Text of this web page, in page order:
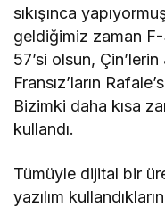
sıkışınca
geldiğimiz zaman F-
57’si olsun,
Fransız’ların
Bizimki daha kısa
kullandı.
Tümüyle dijital bir
yazılım